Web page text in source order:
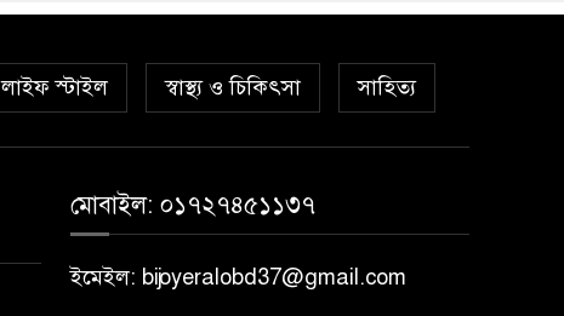
লাইফ স্টাইল স্বাস্থ্য ও চিকিৎসা সাহিত্য
মোবাইল: ০১৭২৭৪৫১১৩৭
ইমেইল: bijoyeralobd37@gmail.com